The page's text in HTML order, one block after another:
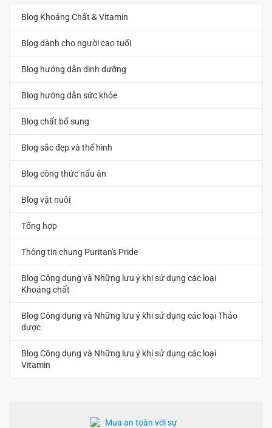
Blog Khoáng Chất & Vitamin
Blog dành cho người cao tuổi
Blog hướng dẫn dinh dưỡng
Blog hướng dẫn sức khỏe
Blog chất bổ sung
Blog sắc đẹp và thể hình
Blog công thức nấu ăn
Blog vật nuôi
Tổng hợp
Thông tin chung Puritan's Pride
Blog Công dụng và Những lưu ý khi sử dụng các loại
Khoáng chất
Blog Công dụng và Những lưu ý khi sử dụng các loại Thảo
dược
Blog Công dụng và Những lưu ý khi sử dụng các loại
Vitamin